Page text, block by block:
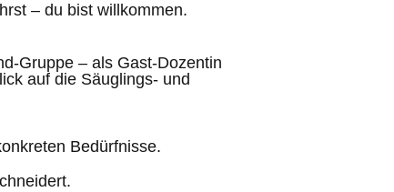
– du bist willkommen.
Gruppe – als Gast-Dozentin
auf die Säuglings- und
Bedürfnisse.